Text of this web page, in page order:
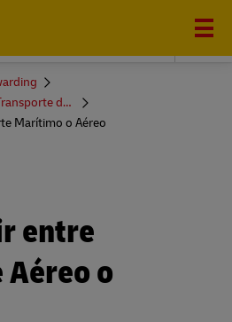
Centro Educativo sobre el Transporte de Mercancías
Marítimo o Aéreo
entre
o